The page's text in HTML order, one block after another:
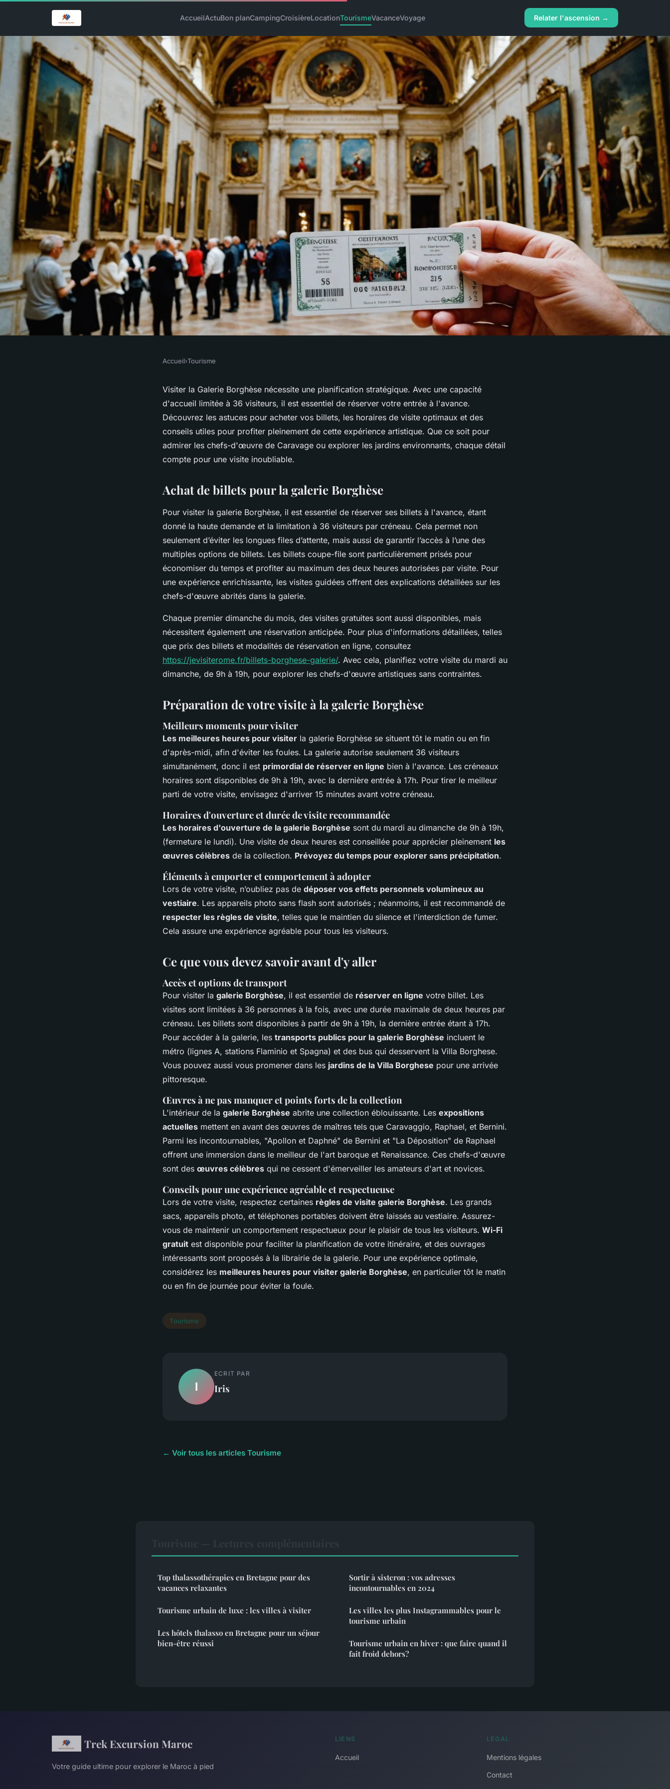
AccueilActuBon planCampingCroisièreLocationTourismeVacanceVoyage Relater l'ascension →
Billet pour la galerie borghèse :
astuces pour votre visite
Accueil›Tourisme
Visiter la Galerie Borghèse nécessite une planification stratégique. Avec une capacité
d'accueil limitée à 36 visiteurs, il est essentiel de réserver votre entrée à l'avance.
Découvrez les astuces pour acheter vos billets, les horaires de visite optimaux et des
conseils utiles pour profiter pleinement de cette expérience artistique. Que ce soit pour
admirer les chefs-d'œuvre de Caravage ou explorer les jardins environnants, chaque détail
compte pour une visite inoubliable.
Achat de billets pour la galerie Borghèse
Pour visiter la galerie Borghèse, il est essentiel de réserver ses billets à l'avance, étant
donné la haute demande et la limitation à 36 visiteurs par créneau. Cela permet non
seulement d’éviter les longues files d’attente, mais aussi de garantir l’accès à l’une des
multiples options de billets. Les billets coupe-file sont particulièrement prisés pour
économiser du temps et profiter au maximum des deux heures autorisées par visite. Pour
une expérience enrichissante, les visites guidées offrent des explications détaillées sur les
chefs-d'œuvre abrités dans la galerie.
Chaque premier dimanche du mois, des visites gratuites sont aussi disponibles, mais
nécessitent également une réservation anticipée. Pour plus d'informations détaillées, telles
que prix des billets et modalités de réservation en ligne, consultez
https://jevisiterome.fr/billets-borghese-galerie/. Avec cela, planifiez votre visite du mardi au
dimanche, de 9h à 19h, pour explorer les chefs-d'œuvre artistiques sans contraintes.
Préparation de votre visite à la galerie Borghèse
Meilleurs moments pour visiter
Les meilleures heures pour visiter la galerie Borghèse se situent tôt le matin ou en fin
d'après-midi, afin d'éviter les foules. La galerie autorise seulement 36 visiteurs
simultanément, donc il est primordial de réserver en ligne bien à l'avance. Les créneaux
horaires sont disponibles de 9h à 19h, avec la dernière entrée à 17h. Pour tirer le meilleur
parti de votre visite, envisagez d'arriver 15 minutes avant votre créneau.
Horaires d'ouverture et durée de visite recommandée
Les horaires d'ouverture de la galerie Borghèse sont du mardi au dimanche de 9h à 19h,
(fermeture le lundi). Une visite de deux heures est conseillée pour apprécier pleinement les
œuvres célèbres de la collection. Prévoyez du temps pour explorer sans précipitation.
Éléments à emporter et comportement à adopter
Lors de votre visite, n’oubliez pas de déposer vos effets personnels volumineux au
vestiaire. Les appareils photo sans flash sont autorisés ; néanmoins, il est recommandé de
respecter les règles de visite, telles que le maintien du silence et l'interdiction de fumer.
Cela assure une expérience agréable pour tous les visiteurs.
Ce que vous devez savoir avant d'y aller
Accès et options de transport
Pour visiter la galerie Borghèse, il est essentiel de réserver en ligne votre billet. Les
visites sont limitées à 36 personnes à la fois, avec une durée maximale de deux heures par
créneau. Les billets sont disponibles à partir de 9h à 19h, la dernière entrée étant à 17h.
Pour accéder à la galerie, les transports publics pour la galerie Borghèse incluent le
métro (lignes A, stations Flaminio et Spagna) et des bus qui desservent la Villa Borghese.
Vous pouvez aussi vous promener dans les jardins de la Villa Borghese pour une arrivée
pittoresque.
Œuvres à ne pas manquer et points forts de la collection
L'intérieur de la galerie Borghèse abrite une collection éblouissante. Les expositions
actuelles mettent en avant des œuvres de maîtres tels que Caravaggio, Raphael, et Bernini.
Parmi les incontournables, "Apollon et Daphné" de Bernini et "La Déposition" de Raphael
offrent une immersion dans le meilleur de l'art baroque et Renaissance. Ces chefs-d'œuvre
sont des œuvres célèbres qui ne cessent d'émerveiller les amateurs d'art et novices.
Conseils pour une expérience agréable et respectueuse
Lors de votre visite, respectez certaines règles de visite galerie Borghèse. Les grands
sacs, appareils photo, et téléphones portables doivent être laissés au vestiaire. Assurez-
vous de maintenir un comportement respectueux pour le plaisir de tous les visiteurs. Wi-Fi
gratuit est disponible pour faciliter la planification de votre itinéraire, et des ouvrages
intéressants sont proposés à la librairie de la galerie. Pour une expérience optimale,
considérez les meilleures heures pour visiter galerie Borghèse, en particulier tôt le matin
ou en fin de journée pour éviter la foule.
Tourisme
I
ECRIT PAR
Iris
← Voir tous les articles Tourisme
Top thalassothérapies en Bretagne pour des
vacances relaxantes
Tourisme urbain de luxe : les villes à visiter
Les hôtels thalasso en Bretagne pour un séjour
bien-être réussi
Sortir à sisteron : vos adresses
incontournables en 2024
Les villes les plus Instagrammables pour le
tourisme urbain
Tourisme urbain en hiver : que faire quand il
fait froid dehors?
Trek Excursion Maroc
Votre guide ultime pour explorer le Maroc à pied
LIENS
Accueil
LÉGAL
Mentions légales
Contact